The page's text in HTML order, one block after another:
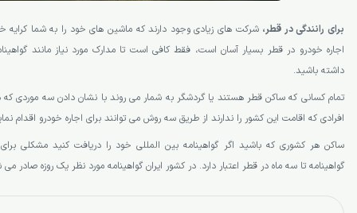
برای رانندگی در قطر، شرکت های زیادی وجود دارند که ماشین های خود را به شما کرایه
اجاره خودرو در قطر بسیار آسان است، فقط کافی است تا مدارک مورد نیاز مانند
داشته باشید.
تمام کسانی که ساکن قطر هستند یا گردشگر به شمار می روند با نشان دادن سه موردی که
افرادی که اقامت این کشور را ندارند از طریق سه روش می توانند برای اجاره خودرو اقدام
ساکن هر کشوری که باشید اگر گواهینامه بین المللی خود را دریافت کنید مشکلی برای
گواهینامه تا سه ماه در قطر اعتبار دارد. در کشور ایران گواهینامه مورد نظر یک روزه صادر